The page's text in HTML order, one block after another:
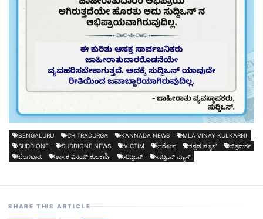
BENGALURU CHITRADURGA KANNADA NEWS
MLA VINAY KULKARNI
SUDDIONE
SUDDIONE NEWS VICTIM ಆರೋಪ ಕನ್ನಡ ನ್ಯೂಸ್
ಚಿತ್ರದುರ್ಗ
ಬೆಂಗಳೂರು
ಶಾಸಕ ವಿನಯ್ ಕುಲಕರ್ಣಿ ಸುದ್ದಿಒನ್ ಸುದ್ದಿಒನ್ ನ್ಯೂಸ್
SHARE THIS ARTICLE